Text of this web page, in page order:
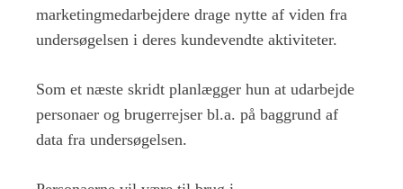
marketingmedarbejdere drage nytte af viden fra
undersøgelsen i deres kundevendte aktiviteter.
Som et næste skridt planlægger hun at udarbejde
personaer og brugerrejser bl.a. på baggrund af
data fra undersøgelsen.